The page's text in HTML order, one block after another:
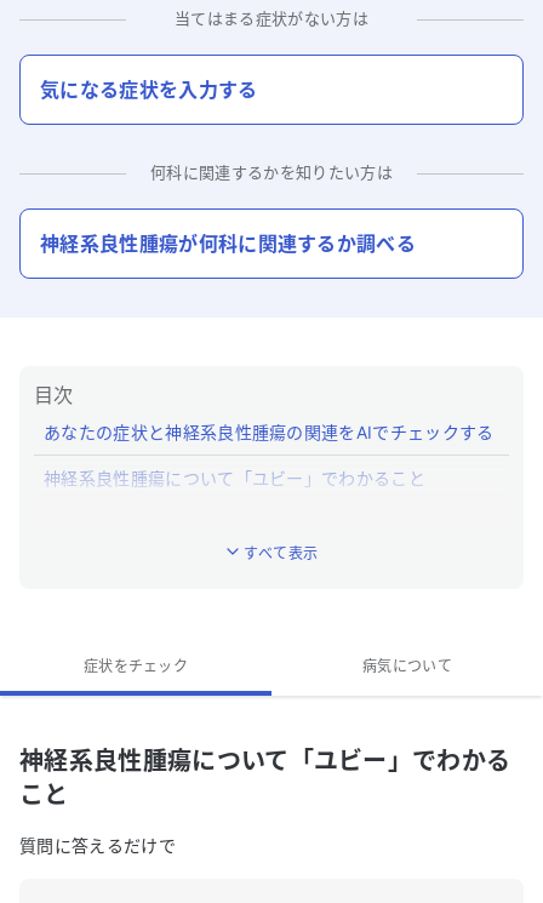
当てはまる症状がない方は
気になる症状を入力する
何科に関連するかを知りたい方は
神経系良性腫瘍が何科に関連するか調べる
目次
あなたの症状と神経系良性腫瘍の関連をAIでチェックする
神経系良性腫瘍について「ユビー」でわかること
すべて表示
症状をチェック 病気について
神経系良性腫瘍について「ユビー」でわかる
こと
質問に答えるだけで